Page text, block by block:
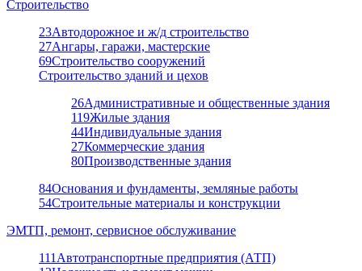
Строительство
23Автодорожное и ж/д строительство
27Ангары, гаражи, мастерские
69Строительство сооружений
Строительство зданий и цехов
26Административные и общественные здания
119Жилые здания
44Индивидуальные здания
27Коммерческие здания
80Производственные здания
84Основания и фундаменты, земляные работы
54Строительные материалы и конструкции
ЭМТП, ремонт, сервисное обслуживание
111 Автотранспортные предприятия (АТП)